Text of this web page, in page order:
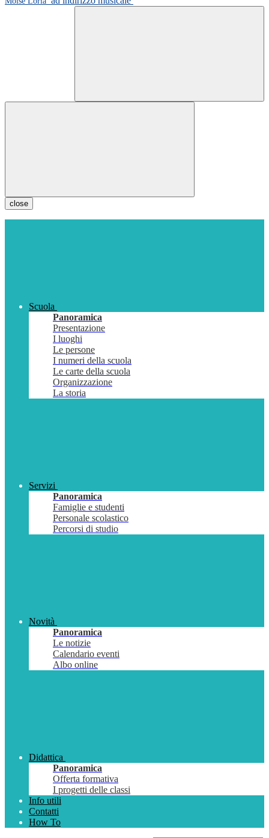
close
Scuola
Panoramica
Presentazione
I luoghi
Le persone
I numeri della scuola
Le carte della scuola
Organizzazione
La storia
Servizi
Panoramica
Famiglie e studenti
Personale scolastico
Percorsi di studio
Novità
Panoramica
Le notizie
Calendario eventi
Albo online
Didattica
Panoramica
Offerta formativa
I progetti delle classi
Info utili
Contatti
How To